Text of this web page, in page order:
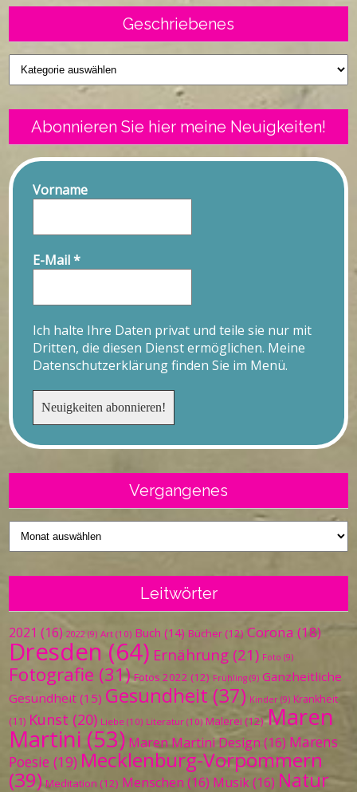
Geschriebenes
Geschriebenes
Abonnieren Sie hier meine Neuigkeiten!
Vorname
E-Mail*
Ich halte Ihre Daten privat und teile sie nur mit
Dritten, die diesen Dienst ermöglichen. Meine
Datenschutzerklärung finden Sie im Menü.
Vergangenes
Vergangenes
Leitwörter
2021 (16) 2022 (9) Art (10) Buch (14) Bücher (12) Corona (18)
Dresden (64) Ernährung (21) Foto (9)
Fotografie (31) Fotos 2022 (12) Frühling (9) Ganzheitliche
Gesundheit (15) Gesundheit (37) Kinder (9) Krankheit
(11) Kunst (20) Liebe (10) Literatur (10) Malerei (12) Maren
Martini (53) Maren Martini Design (16) Marens
Poesie (19) Mecklenburg-Vorpommern
(39) Meditation (12) Menschen (16) Musik(16) Natur